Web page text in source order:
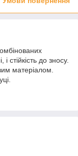
стійкість до зносу.
матеріалом.